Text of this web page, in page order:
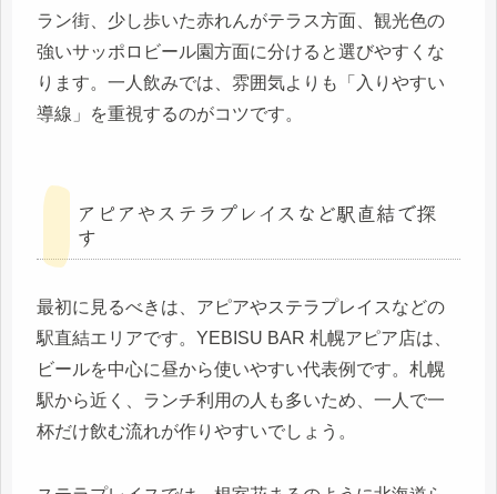
ラン街、少し歩いた赤れんがテラス方面、観光色の
強いサッポロビール園方面に分けると選びやすくな
ります。一人飲みでは、雰囲気よりも「入りやすい
導線」を重視するのがコツです。
アピアやステラプレイスなど駅直結で探
す
最初に見るべきは、アピアやステラプレイスなどの
駅直結エリアです。YEBISU BAR 札幌アピア店は、
ビールを中心に昼から使いやすい代表例です。札幌
駅から近く、ランチ利用の人も多いため、一人で一
杯だけ飲む流れが作りやすいでしょう。